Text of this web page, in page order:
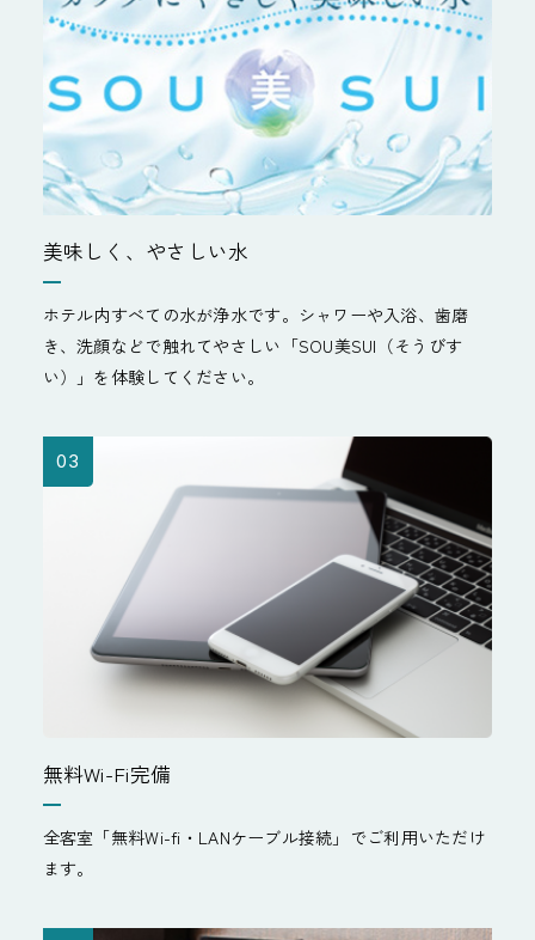
美味しく、やさしい水
ホテル内すべての水が浄水です。シャワーや入浴、歯磨
き、洗顔などで触れてやさしい「SOU美SUI（そうびす
い）」を体験してください。
03
無料Wi-Fi完備
全客室「無料Wi-fi・LANケーブル接続」でご利用いただけ
ます。